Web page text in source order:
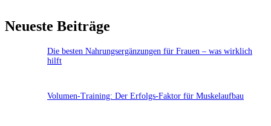
Neueste Beiträge
Die besten Nahrungsergänzungen für Frauen – was wirklich
hilft
Volumen-Training: Der Erfolgs-Faktor für Muskelaufbau